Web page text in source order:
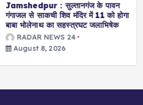
: सुल्तानगंज के पावन
से साकची शिव मंदिर में 11 को होगा
भोलेनाथ का सहस्त्रघट जलाभिषेक
RADAR NEWS 24
August 8, 2026